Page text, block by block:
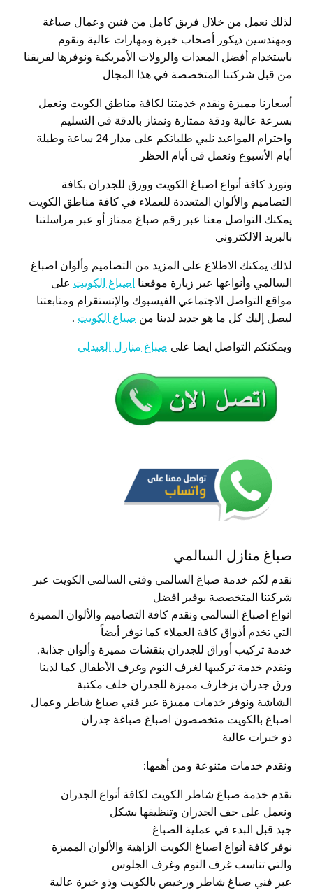
لذلك نعمل من خلال فريق كامل من فنين وعمال صباغة
ومهندسين ديكور أصحاب خبرة ومهارات عالية ونقوم
باستخدام أفضل المعدات والرولات الأمريكية ونوفرها لفريقنا
من قبل شركتنا المتخصصة في هذا المجال
أسعارنا مميزة ونقدم خدمتنا لكافة مناطق الكويت ونعمل
بسرعة عالية ودقة ممتازة ونمتاز بالدقة في التسليم
واحترام المواعيد نلبي طلباتكم على مدار 24 ساعة وطيلة
أيام الأسبوع ونعمل في أيام الحظر
ونورد كافة أنواع اصباغ الكويت وورق للجدران بكافة
التصاميم والألوان المتعددة للعملاء في كافة مناطق الكويت
يمكنك التواصل معنا عبر رقم صباغ ممتاز أو عبر مراسلتنا
بالبريد الالكتروني
لذلك يمكنك الاطلاع على المزيد من التصاميم وألوان اصباغ
السالمي وأنواعها عبر زيارة موقعنا
اصباغ الكويت على
مواقع التواصل الاجتماعي الفيسبوك والإنستقرام ومتابعتنا
ليصل إليك كل ما هو جديد لدينا من صباغ الكويت .
ويمكنكم التواصل ايضا على صباغ منازل العبدلي
صباغ منازل السالمي
نقدم لكم خدمة صباغ السالمي وفني السالمي الكويت عبر
شركتنا المتخصصة بوفير افضل
انواع اصباغ السالمي ونقدم كافة التصاميم والألوان المميزة
التي تخدم أذواق كافة العملاء كما نوفر أيضاً
خدمة تركيب أوراق للجدران بنقشات مميزة وألوان جذابة,
ونقدم خدمة تركيبها لغرف النوم وغرف الأطفال كما لدينا
ورق جدران بزخارف مميزة للجدران خلف مكتبة
الشاشة ونوفر خدمات مميزة عبر فني صباغ شاطر وعمال
اصباغ بالكويت متخصصون اصباغ صباغة جدران
ذو خبرات عالية
ونقدم خدمات متنوعة ومن أهمها:
نقدم خدمة صباغ شاطر الكويت لكافة أنواع الجدران
ونعمل على حف الجدران وتنظيفها بشكل
جيد قبل البدء في عملية الصباغ
نوفر كافة أنواع اصباغ الكويت الزاهية والألوان المميزة
والتي تناسب غرف النوم وغرف الجلوس
عبر فني صباغ شاطر ورخيص بالكويت وذو خبرة عالية